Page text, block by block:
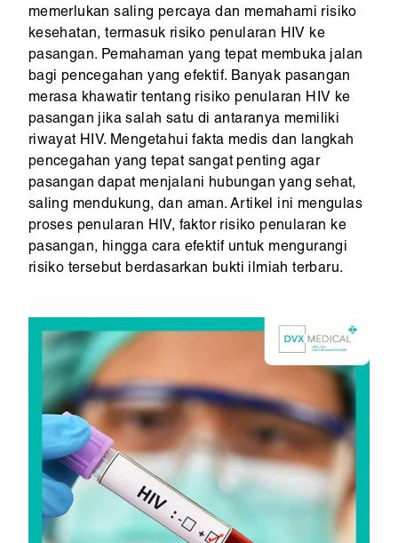
memerlukan saling percaya dan memahami risiko
kesehatan, termasuk risiko penularan HIV ke
pasangan. Pemahaman yang tepat membuka jalan
bagi pencegahan yang efektif. Banyak pasangan
merasa khawatir tentang risiko penularan HIV ke
pasangan jika salah satu di antaranya memiliki
riwayat HIV. Mengetahui fakta medis dan langkah
pencegahan yang tepat sangat penting agar
pasangan dapat menjalani hubungan yang sehat,
saling mendukung, dan aman. Artikel ini mengulas
proses penularan HIV, faktor risiko penularan ke
pasangan, hingga cara efektif untuk mengurangi
risiko tersebut berdasarkan bukti ilmiah terbaru.